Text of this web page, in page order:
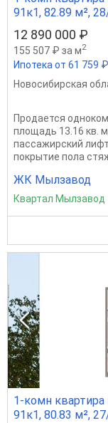
91к1, 82.89 м²,
12 890 000 ₽
155 507 ₽ за м2
Ипотека от 61 759
Новосибирская
Продается
площадь 13.16 кв.
пассажирский
покрытие пола
ЖК Мылзавод
Квартал Мылзавод
1-комн
91к1, 80.83 м²,